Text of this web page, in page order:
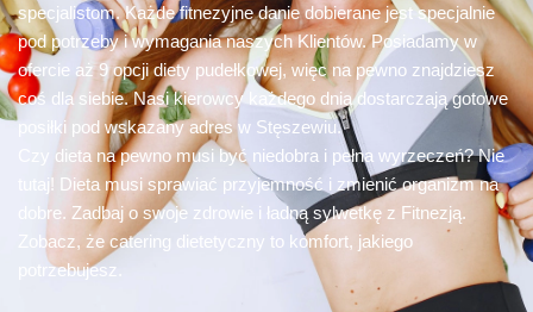
specjalistom. Każde fitnezyjne danie dobierane jest specjalnie
pod potrzeby i wymagania naszych Klientów. Posiadamy w
ofercie aż 9 opcji diety pudełkowej, więc na pewno znajdziesz
coś dla siebie. Nasi kierowcy każdego dnia dostarczają gotowe
posiłki pod wskazany adres w Stęszewiu.
Czy dieta na pewno musi być niedobra i pełna wyrzeczeń? Nie
tutaj! Dieta musi sprawiać przyjemność i zmienić organizm na
dobre. Zadbaj o swoje zdrowie i ładną sylwetkę z Fitnezją.
Zobacz, że catering dietetyczny to komfort, jakiego
potrzebujesz.